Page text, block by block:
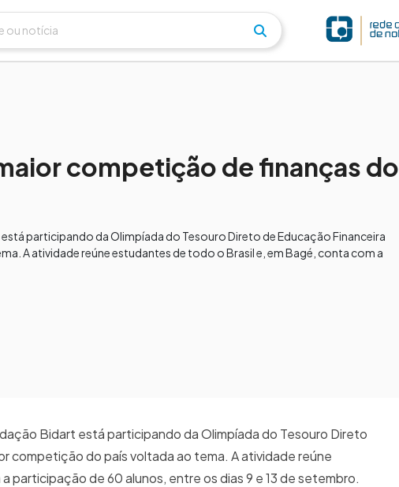
competição de finanças do
está participando da Olimpíada do Tesouro Direto de Educação Financeira
A atividade reúne estudantes de todo o Brasil e, em Bagé, conta com a
Bidart está participando da Olimpíada do Tesouro Direto
competição do país voltada ao tema. A atividade reúne
participação de 60 alunos, entre os dias 9 e 13 de setembro.